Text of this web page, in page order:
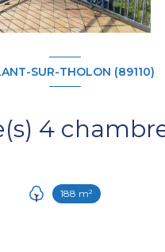
SUR-THOLON (89110)
188 m²